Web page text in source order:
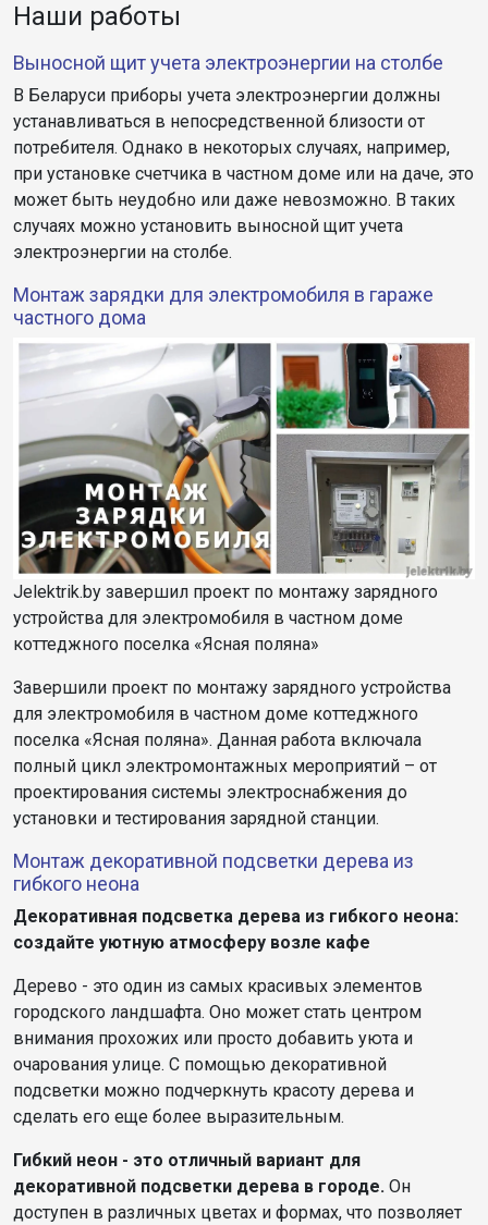
Наши работы
Выносной щит учета электроэнергии на столбе
В Беларуси приборы учета электроэнергии должны
устанавливаться в непосредственной близости от
потребителя. Однако в некоторых случаях, например,
при установке счетчика в частном доме или на даче, это
может быть неудобно или даже невозможно. В таких
случаях можно установить выносной щит учета
электроэнергии на столбе.
Монтаж зарядки для электромобиля в гараже
частного дома
Jelektrik.by завершил проект по монтажу зарядного
устройства для электромобиля в частном доме
коттеджного поселка «Ясная поляна»
Завершили проект по монтажу зарядного устройства
для электромобиля в частном доме коттеджного
поселка «Ясная поляна». Данная работа включала
полный цикл электромонтажных мероприятий – от
проектирования системы электроснабжения до
установки и тестирования зарядной станции.
Монтаж декоративной подсветки дерева из
гибкого неона
Декоративная подсветка дерева из гибкого неона:
создайте уютную атмосферу возле кафе
Дерево - это один из самых красивых элементов
городского ландшафта. Оно может стать центром
внимания прохожих или просто добавить уюта и
очарования улице. С помощью декоративной
подсветки можно подчеркнуть красоту дерева и
сделать его еще более выразительным.
Гибкий неон - это отличный вариант для
декоративной подсветки дерева в городе. Он
доступен в различных цветах и формах, что позволяет